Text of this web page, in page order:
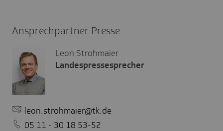
Ansprechpartner Presse
Leon Strohmaier
Landespressesprecher
leon.strohmaier@tk.de
05 11 - 30 18 53-52